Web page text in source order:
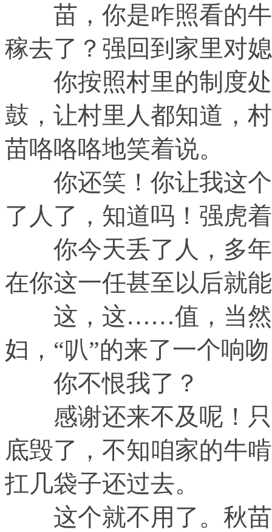
苗，你是咋照看的牛
稼去了？强回到家里对
你按照村里的制度处
鼓，让村里人都知道，
苗咯咯咯地笑着说。
你还笑！你让我这个
了人了，知道吗！强虎
你今天丢了人，多年
在你这一任甚至以后就
这，这……值，当然
妇，“叭”的来了一个响
你不恨我了？
感谢还来不及呢！只
底毁了，不知咱家的牛
扛几袋子还过去。
这个就不用了。秋苗